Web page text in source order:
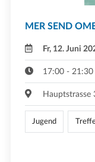
MER SEND
Fr, 12. Juni
17:00 - 21:30
Hauptstrasse
Jugend